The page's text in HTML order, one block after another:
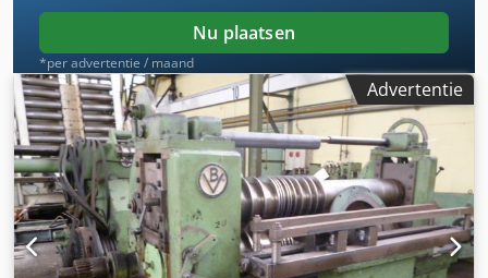
Nu plaatsen
*per advertentie / maand
Advertentie